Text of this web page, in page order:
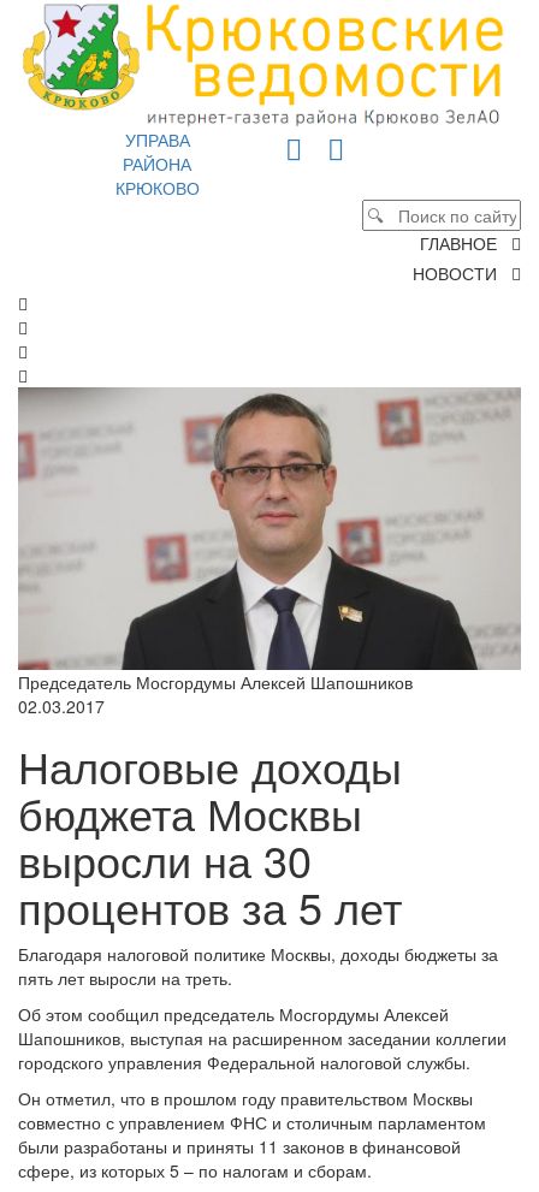
УПРАВА
РАЙОНА
КРЮКОВО
ГЛАВНОЕ
НОВОСТИ
Председатель Мосгордумы Алексей Шапошников
02.03.2017
Налоговые доходы
бюджета Москвы
выросли на 30
процентов за 5 лет
Благодаря налоговой политике Москвы, доходы бюджеты за
пять лет выросли на треть.
Об этом сообщил председатель Мосгордумы Алексей
Шапошников, выступая на расширенном заседании коллегии
городского управления Федеральной налоговой службы.
Он отметил, что в прошлом году правительством Москвы
совместно с управлением ФНС и столичным парламентом
были разработаны и приняты 11 законов в финансовой
сфере, из которых 5 – по налогам и сборам.